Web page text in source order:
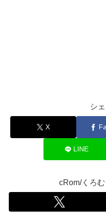
シ
X
LINE
cRom/くろ